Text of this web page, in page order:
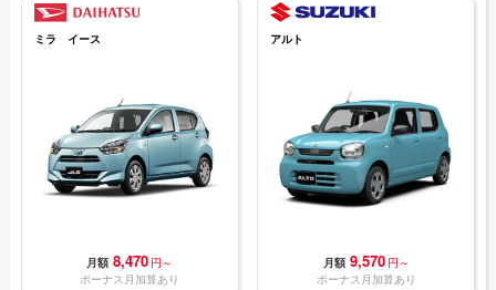
ミラ イース
月額 8,470 円～
ボーナス月加算あり
アルト
月額 9,570 円～
ボーナス月加算あり